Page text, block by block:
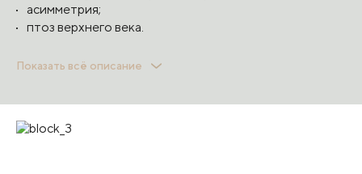
асимметрия;
птоз верхнего века.
Такие эстетические несовершенства возможно
Показать всё описание